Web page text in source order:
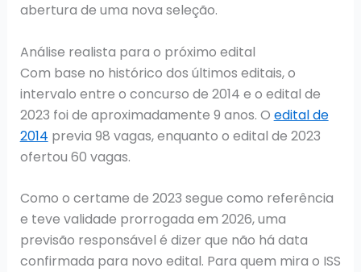
abertura de uma nova seleção.
Análise realista para o próximo edital
Com base no histórico dos últimos editais, o
intervalo entre o concurso de 2014 e o edital de
2023 foi de aproximadamente 9 anos. O edital de
2014 previa 98 vagas, enquanto o edital de 2023
ofertou 60 vagas.
Como o certame de 2023 segue como referência
e teve validade prorrogada em 2026, uma
previsão responsável é dizer que não há data
confirmada para novo edital. Para quem mira o ISS